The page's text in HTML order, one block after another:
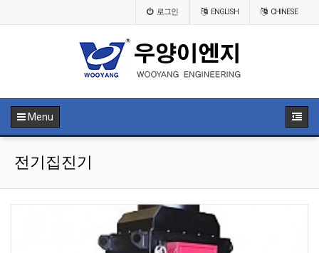
로그인 ENGLISH CHINESE
Menu
전기집진기